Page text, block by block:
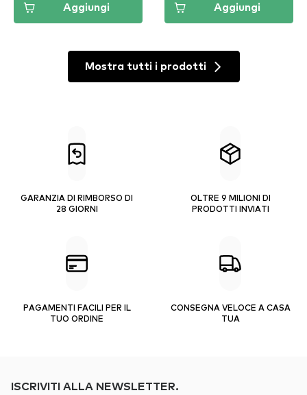
Aggiungi Aggiungi
Mostra tutti i prodotti
GARANZIA DI RIMBORSO DI
28 GIORNI
OLTRE 9 MILIONI DI
PRODOTTI INVIATI
PAGAMENTI FACILI PER IL
TUO ORDINE
CONSEGNA VELOCE A CASA
TUA
ISCRIVITI ALLA NEWSLETTER.